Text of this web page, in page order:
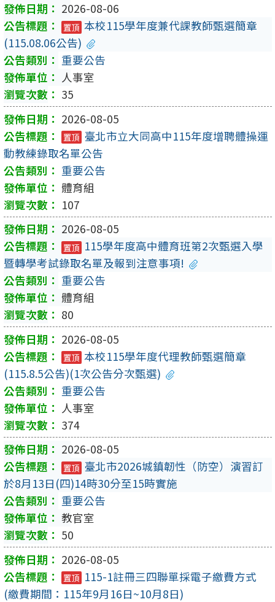
2026-08-06
置頂 本校115學年度兼代課教師甄選簡章
(115.08.06公告)
重要公告
人事室
35
2026-08-05
置頂 臺北市立大同高中115年度增聘體操運
動教練錄取名單公告
重要公告
體育組
107
2026-08-05
置頂 115學年度高中體育班第2次甄選入學
暨轉學考試錄取名單及報到注意事項!
重要公告
體育組
80
2026-08-05
置頂 本校115學年度代理教師甄選簡章
(115.8.5公告)(1次公告分次甄選)
重要公告
人事室
374
2026-08-05
置頂 臺北市2026城鎮韌性（防空）演習訂
於8月13日(四)14時30分至15時實施
重要公告
教官室
50
2026-08-05
置頂 115-1註冊三四聯單採電子繳費方式
(繳費期間：115年9月16日~10月8日)